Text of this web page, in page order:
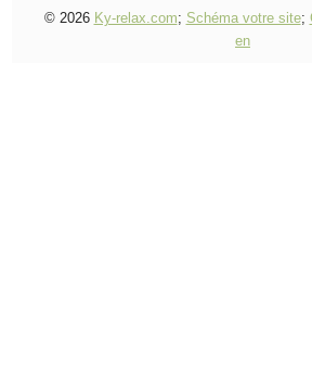
© 2026 Ky-relax.com; Schéma votre site;
en